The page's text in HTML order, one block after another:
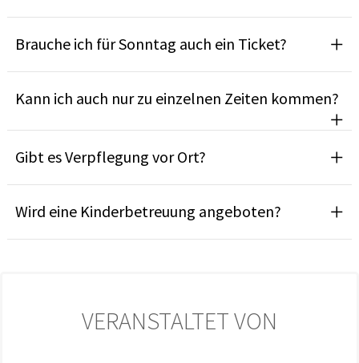
Brauche ich für Sonntag auch ein Ticket?
Kann ich auch nur zu einzelnen Zeiten kommen?
Gibt es Verpflegung vor Ort?
Wird eine Kinderbetreuung angeboten?
VERANSTALTET VON